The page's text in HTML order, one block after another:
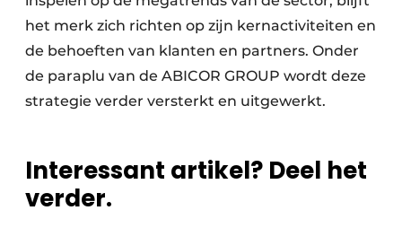
het merk zich richten op zijn kernactiviteiten en
de behoeften van klanten en partners. Onder
de paraplu van de ABICOR GROUP wordt deze
strategie verder versterkt en uitgewerkt.
Interessant artikel? Deel het
verder.